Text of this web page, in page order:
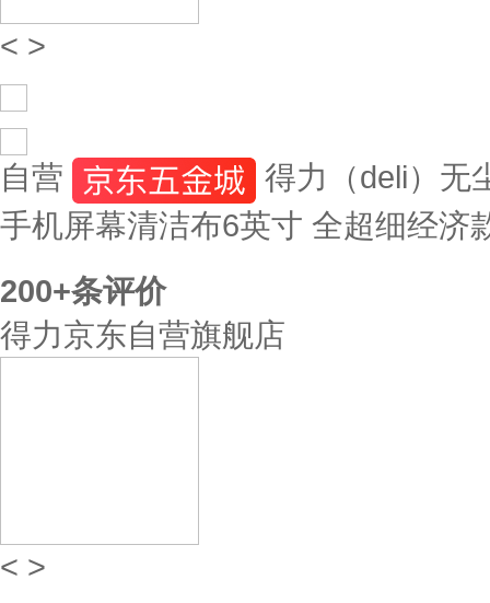
< >
自营
得力（deli）无
手机屏幕清洁布6英寸 全超细经济
200+条评价
得力京东自营旗舰店
< >